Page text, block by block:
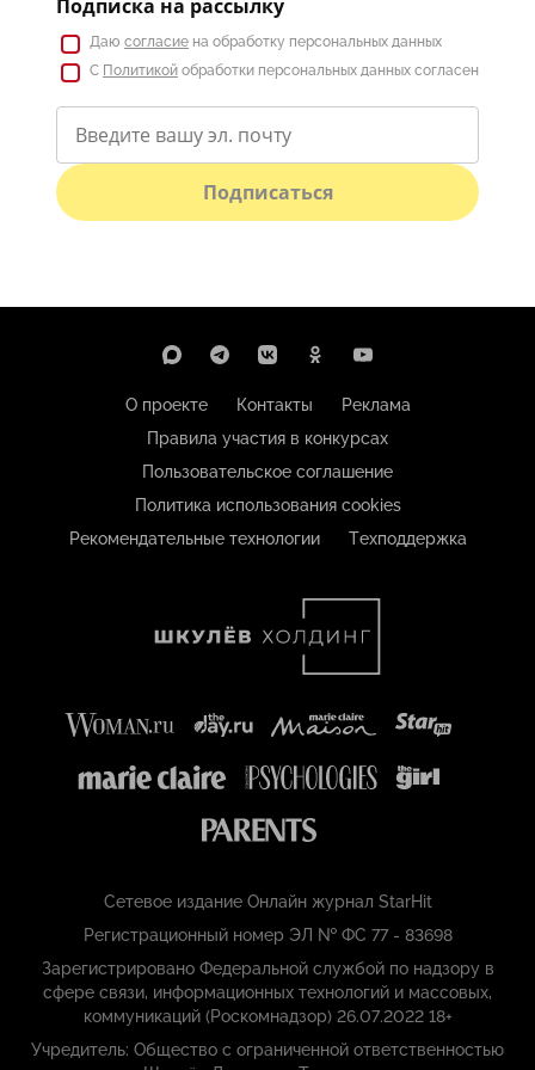
Подписка на рассылку
Даю согласие на обработку персональных данных
С Политикой обработки персональных данных согласен
Подписаться
О проекте Контакты
Реклама
Правила участия в конкурсах
Пользовательское соглашение
Политика использования cookies
Рекомендательные технологии
Техподдержка
Сетевое издание Онлайн журнал StarHit
Регистрационный номер ЭЛ № ФС 77 - 83698
Зарегистрировано Федеральной службой по надзору в
сфере связи, информационных технологий и массовых,
коммуникаций (Роскомнадзор) 26.07.2022 18+
Учредитель: Общество с ограниченной ответственностью